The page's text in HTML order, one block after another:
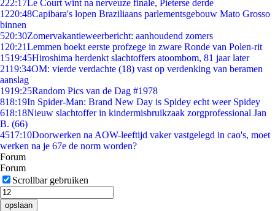
222:17Le Court wint na nerveuze finale, Pieterse derde
1220:48Capibara's lopen Braziliaans parlementsgebouw Mato Grosso
binnen
520:30Zomervakantieweerbericht: aanhoudend zomers
1 20:21Lemmen boekt eerste profzege in zware Ronde van Polen-rit
1519:45Hiroshima herdenkt slachtoffers atoombom, 81 jaar later
2119:34OM: vierde verdachte (18) vast op verdenking van beramen
aanslag
1919:25Random Pics van de Dag #1978
818:19In Spider-Man: Brand New Day is Spidey echt weer Spidey
618:18Nieuw slachtoffer in kindermisbruikzaak zorgprofessional Jan
B. (66)
4517:10Doorwerken na AOW-leeftijd vaker vastgelegd in cao's, moet
werken na je 67e de norm worden?
Forum
Forum
Scrollbar gebruiken
opslaan